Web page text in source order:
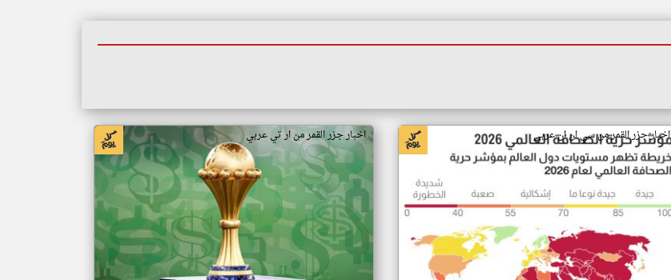
اخبار جزر القمر من سي ان ان عربي اخبار جزر القمر من ار تي عربي